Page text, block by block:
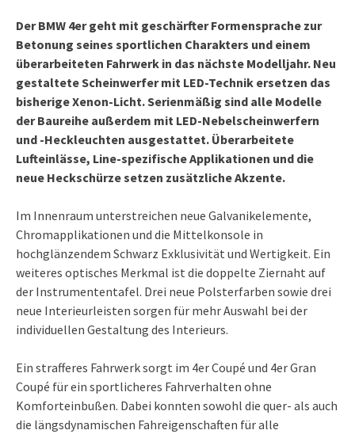
Der BMW 4er geht mit geschärfter Formensprache zur
Betonung seines sportlichen Charakters und einem
überarbeiteten Fahrwerk in das nächste Modelljahr. Neu
gestaltete Scheinwerfer mit LED-Technik ersetzen das
bisherige Xenon-Licht. Serienmäßig sind alle Modelle
der Baureihe außerdem mit LED-Nebelscheinwerfern
und -Heckleuchten ausgestattet. Überarbeitete
Lufteinlässe, Line-spezifische Applikationen und die
neue Heckschürze setzen zusätzliche Akzente.
Im Innenraum unterstreichen neue Galvanikelemente,
Chromapplikationen und die Mittelkonsole in
hochglänzendem Schwarz Exklusivität und Wertigkeit. Ein
weiteres optisches Merkmal ist die doppelte Ziernaht auf
der Instrumententafel. Drei neue Polsterfarben sowie drei
neue Interieurleisten sorgen für mehr Auswahl bei der
individuellen Gestaltung des Interieurs.
Ein strafferes Fahrwerk sorgt im 4er Coupé und 4er Gran
Coupé für ein sportlicheres Fahrverhalten ohne
Komforteinbußen. Dabei konnten sowohl die quer- als auch
die längsdynamischen Fahreigenschaften für alle